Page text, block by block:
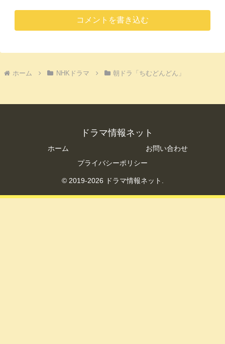
コメントを書き込む
ホーム NHKドラマ 朝ドラ「ちむどんどん」
ドラマ情報ネット
ホーム
お問い合わせ
プライバシーポリシー
© 2019-2026 ドラマ情報ネット.